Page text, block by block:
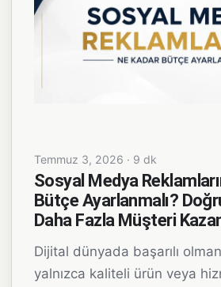
Temmuz 3, 2026 · 9 dk
Sosyal Medya
Bütçe Ayarlanmalı?
Daha Fazla Müşteri
Dijital dünyada başarılı
yalnızca kaliteli ürün veya